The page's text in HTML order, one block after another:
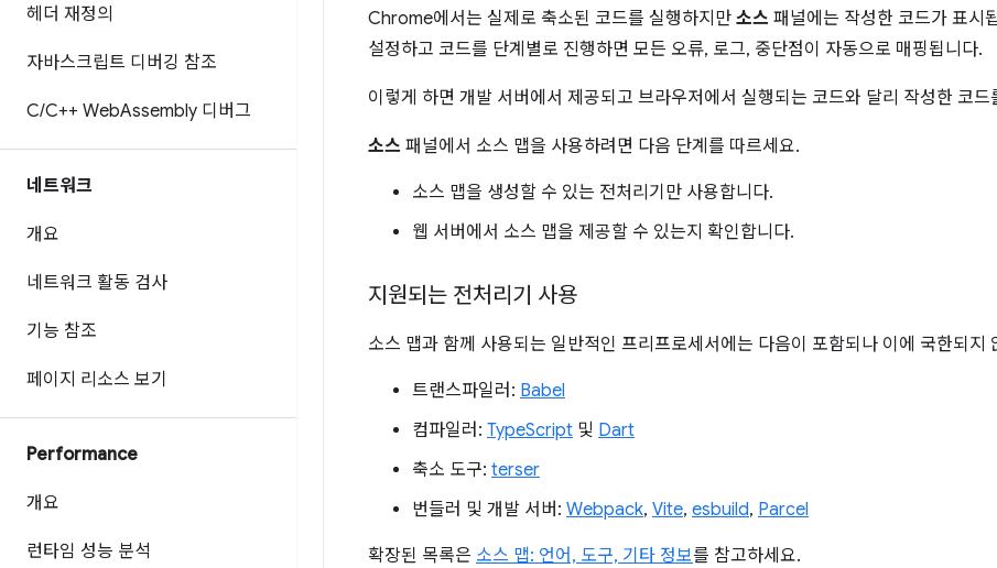
헤더 재정의
자바스크립트 디버깅 참조
C/C++ WebAssembly 디버그
네트워크
개요
네트워크 활동 검사
기능 참조
페이지 리소스 보기
Performance
개요
런타임 성능 분석
Chrome에서는 실제로 축소된 코드를 실행하지만 소스 패널에는 작성한 코드가 표시
설정하고 코드를 단계별로 진행하면 모든 오류, 로그, 중단점이 자동으로 매핑됩니다.
이렇게 하면 개발 서버에서 제공되고 브라우저에서 실행되는 코드와 달리 작성한 코
소스 패널에서 소스 맵을 사용하려면 다음 단계를 따르세요.
소스 맵을 생성할 수 있는 전처리기만 사용합니다.
웹 서버에서 소스 맵을 제공할 수 있는지 확인합니다.
지원되는 전처리기 사용
소스 맵과 함께 사용되는 일반적인 프리프로세서에는 다음이 포함되나 이에 국한되지
트랜스파일러: Babel
컴파일러: TypeScript 및 Dart
축소 도구: terser
번들러 및 개발 서버: Webpack, Vite, esbuild, Parcel
확장된 목록은 소스 맵: 언어, 도구, 기타 정보를 참고하세요.